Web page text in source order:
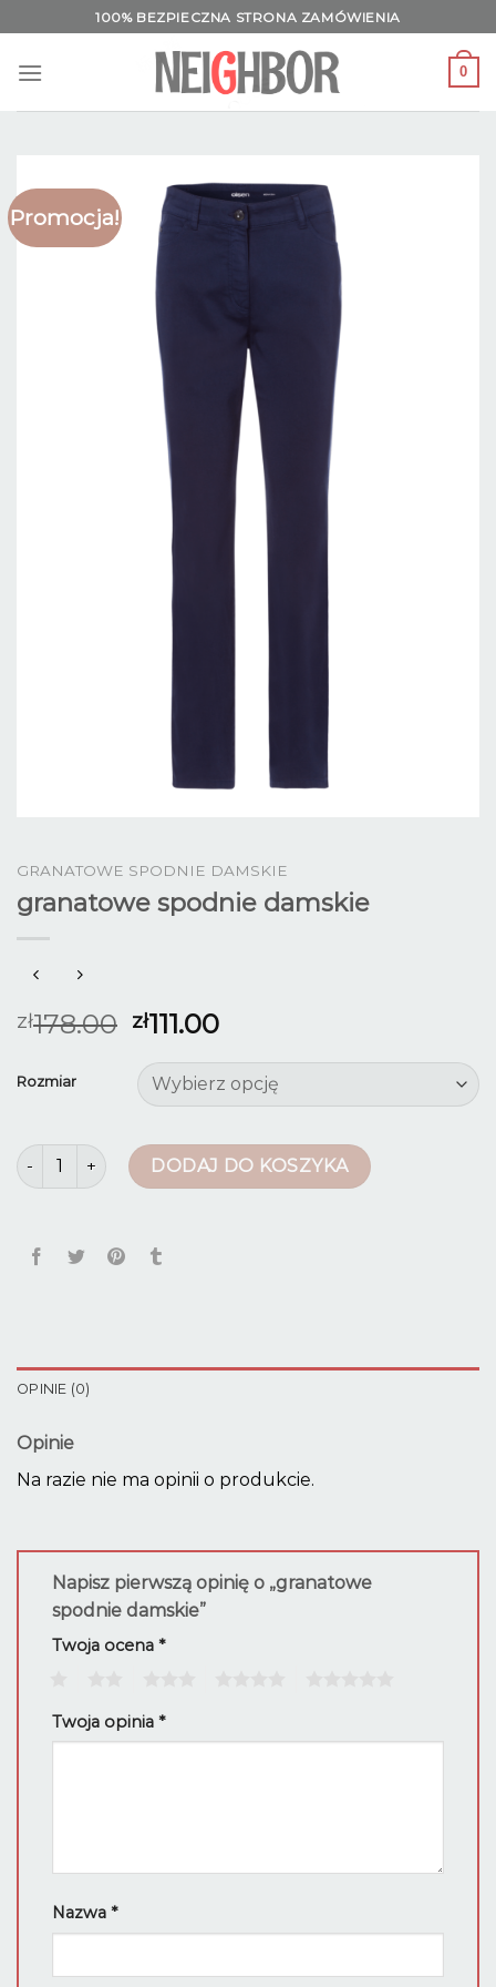
to
content
100% BEZPIECZNA STRONA ZAMÓWIENIA
0
Promocja!
GRANATOWE SPODNIE DAMSKIE
granatowe spodnie damskie
zł178.00 zł111.00
Rozmiar
ilość granatowe spodnie damskie
DODAJ DO KOSZYKA
OPINIE (0)
Opinie
Na razie nie ma opinii o produkcie.
Napisz pierwszą opinię o „granatowe
spodnie damskie”
Twoja ocena *
Twoja opinia *
Nazwa *